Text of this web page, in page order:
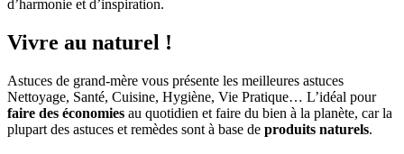
d’harmonie et d’inspiration.
Vivre au naturel !
Astuces de grand-mère vous présente les meilleures astuces
Nettoyage, Santé, Cuisine, Hygiène, Vie Pratique… L’idéal pour
faire des économies au quotidien et faire du bien à la planète, car la
plupart des astuces et remèdes sont à base de produits naturels.